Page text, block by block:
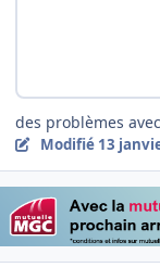
des problèmes
Modifié 13